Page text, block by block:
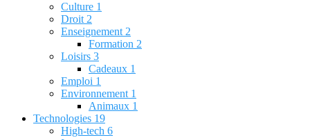
Culture 1
Droit 2
Enseignement 2
Formation 2
Loisirs 3
Cadeaux 1
Emploi 1
Environnement 1
Animaux 1
Technologies 19
High-tech 6